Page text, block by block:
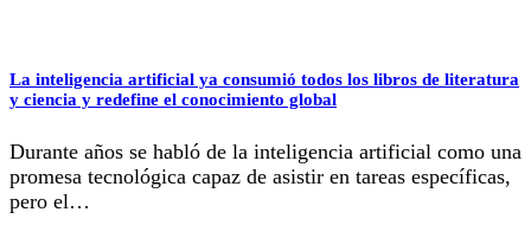
La inteligencia artificial ya consumió todos los libros de literatura
y ciencia y redefine el conocimiento global
Durante años se habló de la inteligencia artificial como una
promesa tecnológica capaz de asistir en tareas específicas,
pero el…